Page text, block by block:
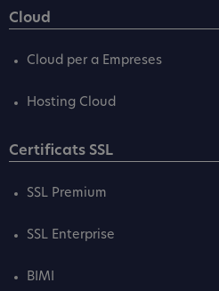
Cloud
Cloud per a Empreses
Hosting Cloud
Certificats SSL
SSL Premium
SSL Enterprise
BIMI